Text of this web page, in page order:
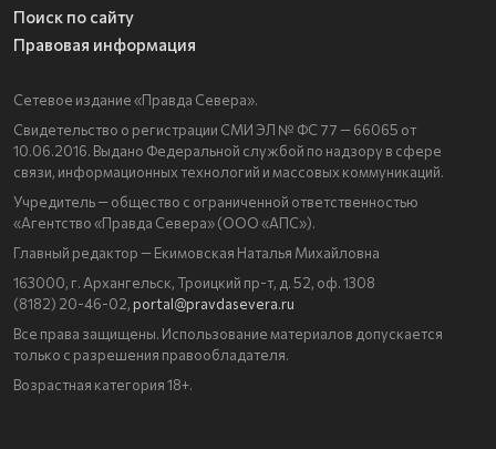
Поиск по сайту
Правовая информация
Сетевое издание «Правда Севера».
Свидетельство о регистрации СМИ ЭЛ № ФС 77 — 66065 от
10.06.2016. Выдано Федеральной службой по надзору в сфере
связи, информационных технологий и массовых коммуникаций.
Учредитель — общество с ограниченной ответственностью
«Агентство «Правда Севера» (ООО «АПС»).
Главный редактор — Екимовская Наталья Михайловна
163000, г. Архангельск, Троицкий пр-т, д. 52, оф. 1308
(8182) 20-46-02, portal@pravdasevera.ru
Все права защищены. Использование материалов допускается
только с разрешения правообладателя.
Возрастная категория 18+.